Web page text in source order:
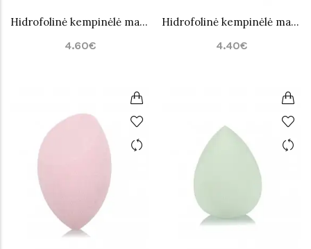
Hidrofolinė kempinėlė makiažui PuFF Nr.4
4.60€
Hidrofolinė kempinėlė makiažui PuFF Nr.5
4.40€